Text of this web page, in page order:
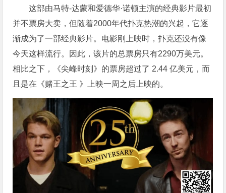
这部由马特-达蒙和爱德华·诺顿主演的经典影片最初
并不票房大卖，但随着2000年代扑克热潮的兴起，它逐
渐成为了一部经典影片。电影刚上映时，扑克还没有像
今天这样流行。因此，该片的总票房只有2290万美元。
相比之下，《尖峰时刻》的票房超过了 2.44 亿美元，而
且是在《赌王之王 》上映一周之后上映的。